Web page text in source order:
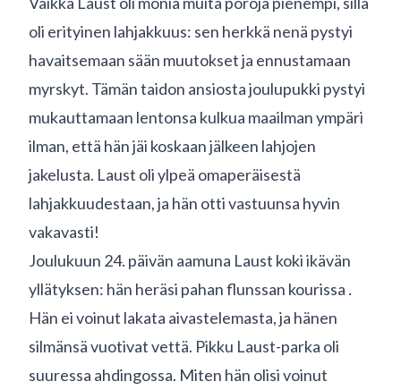
oli erityinen lahjakkuus: sen herkkä nenä pystyi
havaitsemaan sään muutokset ja ennustamaan
myrskyt. Tämän taidon ansiosta joulupukki pystyi
mukauttamaan lentonsa kulkua maailman ympäri
ilman, että hän jäi koskaan jälkeen lahjojen
jakelusta. Laust oli ylpeä omaperäisestä
lahjakkuudestaan, ja hän otti vastuunsa hyvin
vakavasti!
Joulukuun 24. päivän aamuna Laust koki ikävän
yllätyksen: hän heräsi pahan flunssan kourissa .
Hän ei voinut lakata aivastelemasta, ja hänen
silmänsä vuotivat vettä. Pikku Laust-parka oli
suuressa ahdingossa. Miten hän olisi voinut